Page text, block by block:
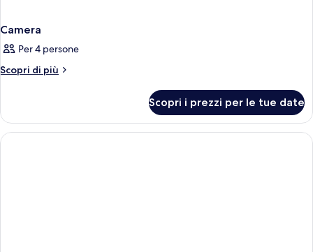
Camera
Per 4 persone
Scopri di più
Altri
Scopri i prezzi per le tue date